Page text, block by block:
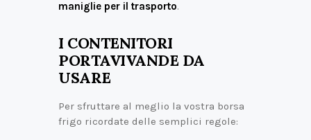
maniglie per il trasporto.
I CONTENITORI
PORTAVIVANDE DA
USARE
Per sfruttare al meglio la vostra borsa
frigo ricordate delle semplici regole: